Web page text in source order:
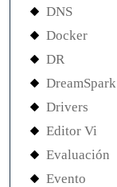
DNS
Docker
DR
DreamSpark
Drivers
Editor Vi
Evaluación
Evento